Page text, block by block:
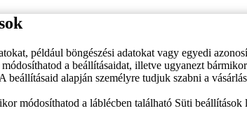
például böngészési adatokat vagy egyedi
a beállításaidat, illetve ugyanezt
beállításaid alapján személyre tudjuk szabni a
módosíthatod a láblécben található Süti